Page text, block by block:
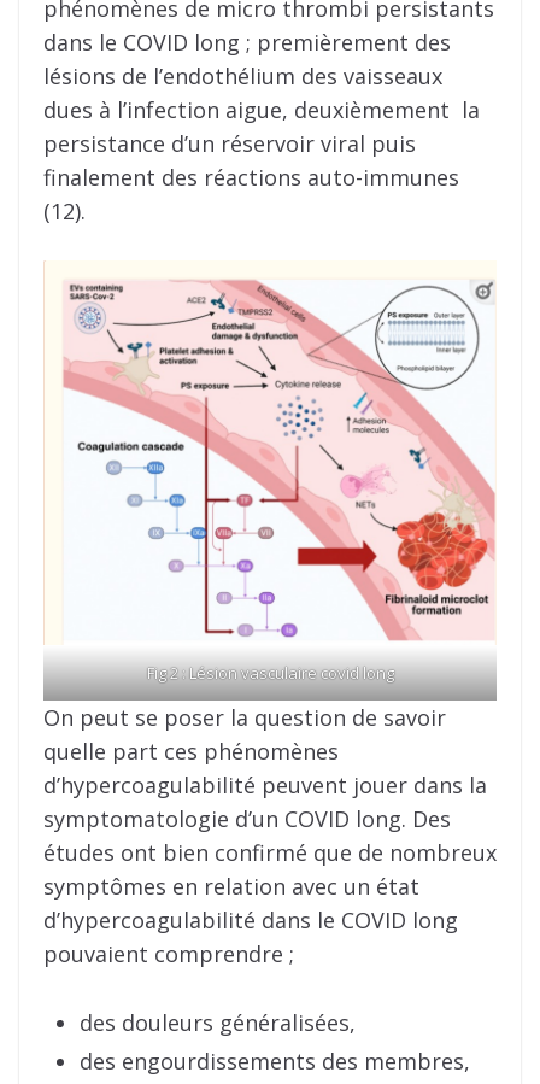
phénomènes de micro thrombi persistants
dans le COVID long ; premièrement des
lésions de l’endothélium des vaisseaux
dues à l’infection aigue, deuxièmement la
persistance d’un réservoir viral puis
finalement des réactions auto-immunes
(12).
Fig 2 : Lésion vasculaire covid long
On peut se poser la question de savoir
quelle part ces phénomènes
d’hypercoagulabilité peuvent jouer dans la
symptomatologie d’un COVID long. Des
études ont bien confirmé que de nombreux
symptômes en relation avec un état
d’hypercoagulabilité dans le COVID long
pouvaient comprendre ;
des douleurs généralisées,
des engourdissements des membres,